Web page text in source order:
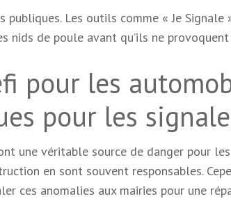
publiques. Les outils comme « Je Signale
de poule avant qu’ils ne
pour les
pour les
une véritable source de danger pour
en sont souvent responsables.
ces anomalies aux mairies pour une